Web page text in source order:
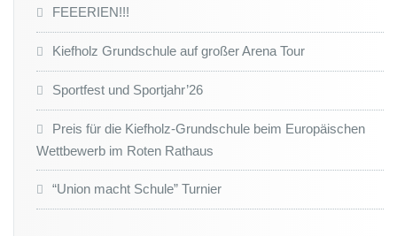
FEEERIEN!!!
Kiefholz Grundschule auf großer Arena Tour
Sportfest und Sportjahr’26
Preis für die Kiefholz-Grundschule beim Europäischen
Wettbewerb im Roten Rathaus
“Union macht Schule” Turnier